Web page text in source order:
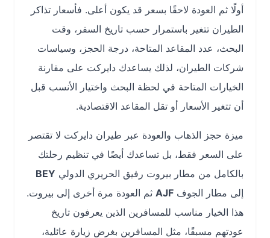
أولًا ثم العودة لاحقًا بسعر قد يكون أعلى. فأسعار تذاكر
الطيران تتغير باستمرار حسب تاريخ السفر، وقت
البحث، عدد المقاعد المتاحة، درجة الحجز، وسياسات
شركات الطيران، لذلك يساعدك دايركت على مقارنة
الخيارات المتاحة في لحظة البحث واختيار الأنسب قبل
أن تتغير الأسعار أو تقل المقاعد الاقتصادية.
ميزة حجز الذهاب والعودة عبر طيران دايركت لا تقتصر
على السعر فقط، بل تساعدك أيضًا في تنظيم رحلتك
بالكامل من مطار بيروت رفيق الحريري الدوليBEY
إلى مطار الجوفAJFثم العودة مرة أخرى إلى بيروت.
هذا الخيار مناسب للمسافرين الذين يعرفون تاريخ
عودتهم مسبقًا، مثل المسافرين بغرض زيارة عائلية،